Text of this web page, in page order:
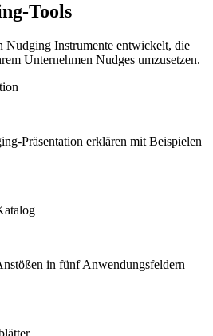
Tools
Nudging Instrumente entwickelt, die
Unternehmen Nudges umzusetzen.
Präsentation erklären mit Beispielen
in fünf Anwendungsfeldern